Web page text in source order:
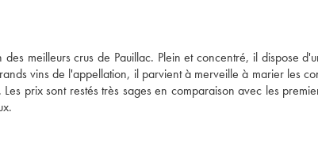
meilleurs crus de Pauillac. Plein et concentré, il dispose
vins de l'appellation, il parvient à merveille à marier les
prix sont restés très sages en comparaison avec les